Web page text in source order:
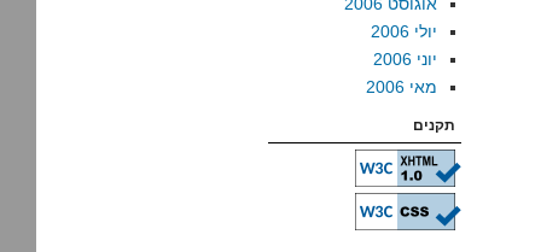
יולי 2006
יוני 2006
מאי 2006
תקנים